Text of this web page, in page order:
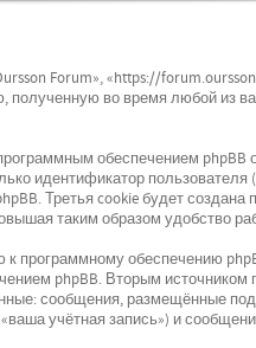
Forum», «https://
полученную во время любой из
обеспечением phpBB
идентификатор
Третья cookie будет создана
таким образом удобство
программному обеспечению
phpBB. Вторым
сообщения, размещённые
учётная запись») и